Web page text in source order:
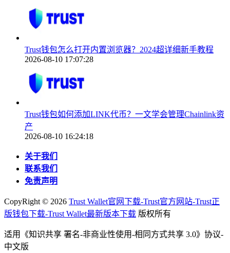
Trust钱包怎么打开内置浏览器？2024超详细新手教程
2026-08-10 17:07:28
Trust钱包如何添加LINK代币？一文学会管理Chainlink资
产
2026-08-10 16:24:18
关于我们
联系我们
免责声明
CopyRight © 2026 Trust Wallet官网下载-Trust官方网站-Trust正
版钱包下载-Trust Wallet最新版本下载 版权所有
适用《知识共享 署名-非商业性使用-相同方式共享 3.0》协议-
中文版